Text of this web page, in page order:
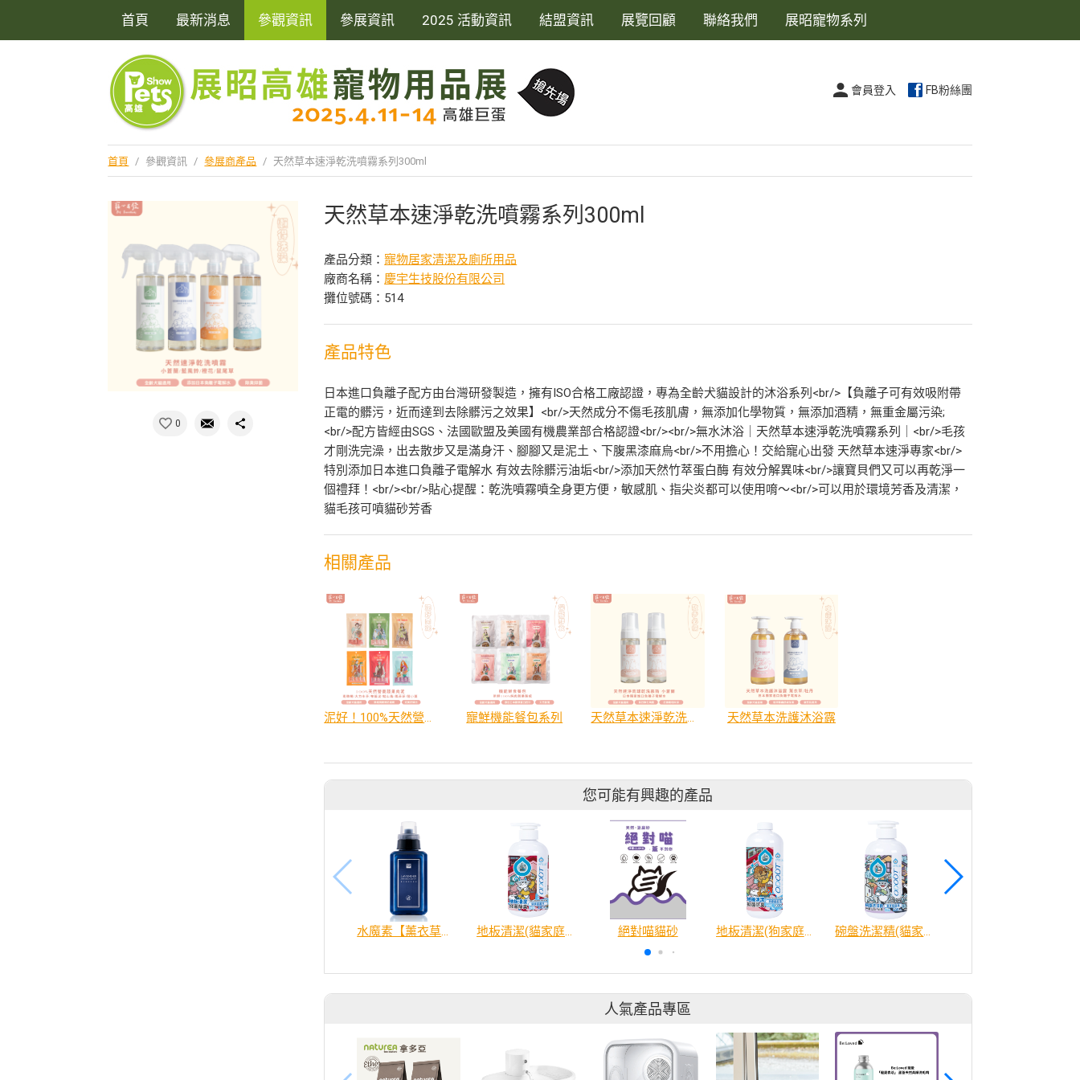
首頁 最新消息 參觀資訊 參展資訊 2025 活動資訊 結盟資訊 展覽回顧 聯絡我們 展昭寵物系列
會員登入 FB粉絲團
首頁 / 參觀資訊 / 參展商產品 / 天然草本速淨乾洗噴霧系列300ml
0
天然草本速淨乾洗噴霧系列300ml
產品分類：寵物居家清潔及廁所用品
廠商名稱： 慶宇生技股份有限公司
攤位號碼：514
產品特色
日本進口負離子配方由台灣研發製造，擁有ISO合格工廠認證，專為全齡犬貓設計的沐浴系列<br/>【負離子可有效吸附帶
正電的髒污，近而達到去除髒污之效果】<br/>天然成分不傷毛孩肌膚，無添加化學物質，無添加酒精，無重金屬污染;
<br/>配方皆經由SGS、法國歐盟及美國有機農業部合格認證<br/><br/>無水沐浴｜天然草本速淨乾洗噴霧系列｜<br/>毛孩
才剛洗完澡，出去散步又是滿身汗、腳腳又是泥土、下腹黑漆麻烏<br/>不用擔心！交給寵心出發 天然草本速淨專家<br/>
特別添加日本進口負離子電解水 有效去除髒污油垢<br/>添加天然竹萃蛋白酶 有效分解異味<br/>讓寶貝們又可以再乾淨一
個禮拜！<br/><br/>貼心提醒：乾洗噴霧噴全身更方便，敏感肌、指尖炎都可以使用唷～<br/>可以用於環境芳香及清潔，
貓毛孩可噴貓砂芳香
相關產品
泥好！100%天然營養蔬果肉泥 寵鮮機能餐包系列 天然草本速淨乾洗慕斯150ml小蒼蘭 天然草本洗護沐浴露
您可能有興趣的產品
水魔素【薰衣草除臭】濃縮液【驅蚤蚊防蟑】 地板清潔(貓家庭適用)480ml 絕對喵貓砂 地板清潔(狗家庭適用)1000ml 碗盤洗潔精(貓家庭適用)500ml
人氣產品專區